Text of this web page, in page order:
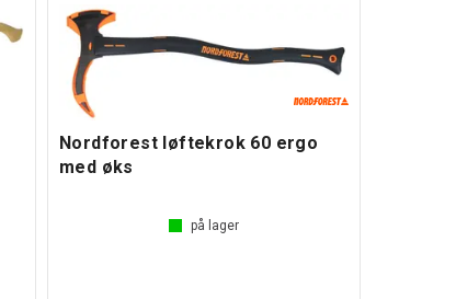
Nordforest løftekrok 60 ergo
med øks
på lager